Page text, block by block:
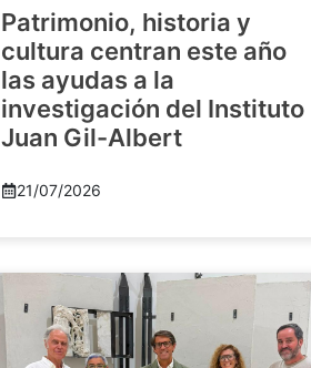
Patrimonio, historia y
cultura centran este año
las ayudas a la
investigación del Instituto
Juan Gil-Albert
21/07/2026